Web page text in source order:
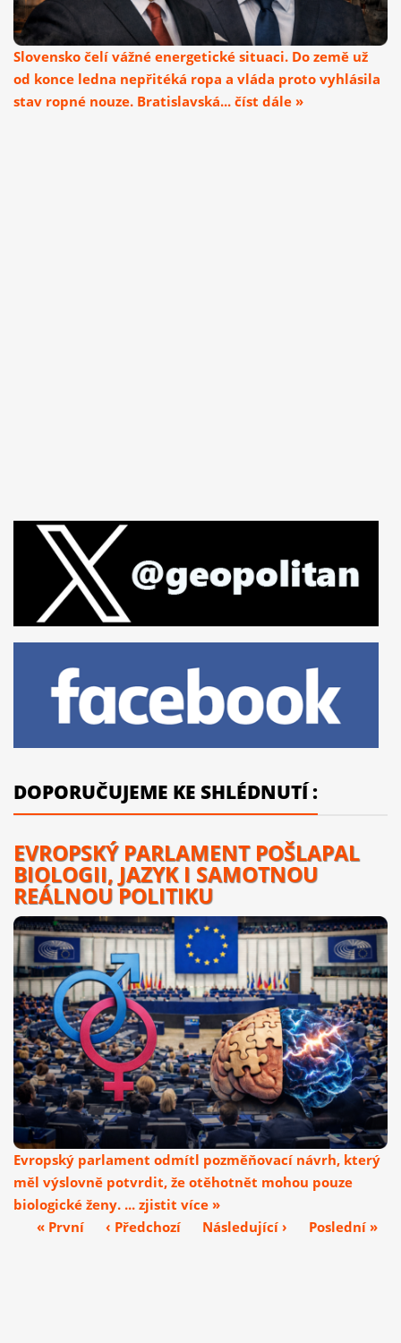
Slovensko čelí vážné energetické situaci. Do země už
od konce ledna nepřitéká ropa a vláda proto vyhlásila
stav ropné nouze. Bratislavská... číst dále »
DOPORUČUJEME KE SHLÉDNUTÍ :
EVROPSKÝ PARLAMENT POŠLAPAL
BIOLOGII, JAZYK I SAMOTNOU
REÁLNOU POLITIKU
Evropský parlament odmítl pozměňovací návrh, který
měl výslovně potvrdit, že otěhotnět mohou pouze
biologické ženy. ... zjistit více »
« První
‹ Předchozí Následující › Poslední »